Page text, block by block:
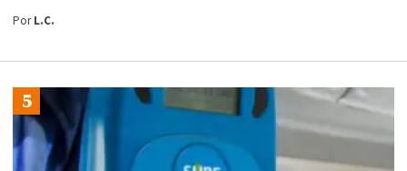
PorL.C.